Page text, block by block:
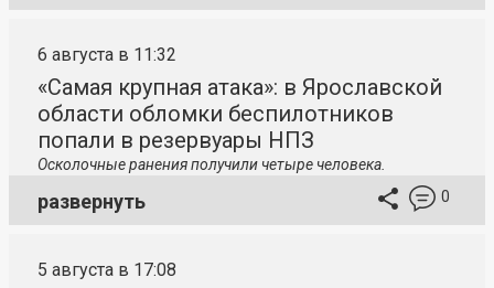
6 августа в 11:32
«Самая крупная атака»: в Ярославской
области обломки беспилотников
попали в резервуары НПЗ
Осколочные ранения получили четыре человека.
развернуть 0
5 августа в 17:08